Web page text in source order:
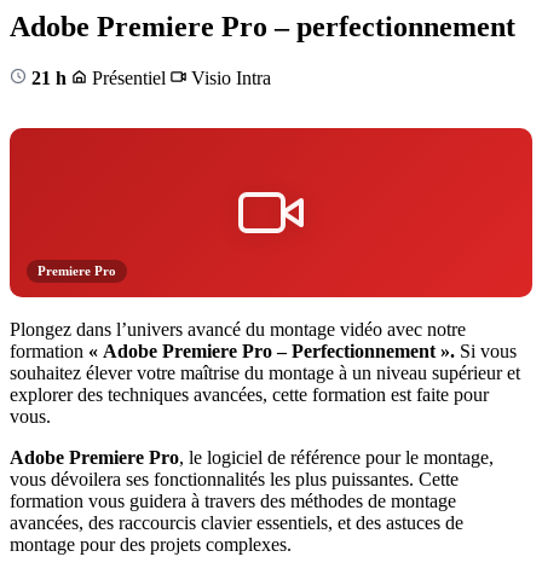
Adobe Premiere Pro – perfectionnement
21 h Présentiel Visio Intra
Premiere Pro
Plongez dans l’univers avancé du montage vidéo avec notre
formation « Adobe Premiere Pro – Perfectionnement ». Si vous
souhaitez élever votre maîtrise du montage à un niveau supérieur et
explorer des techniques avancées, cette formation est faite pour
vous.
Adobe Premiere Pro, le logiciel de référence pour le montage,
vous dévoilera ses fonctionnalités les plus puissantes. Cette
formation vous guidera à travers des méthodes de montage
avancées, des raccourcis clavier essentiels, et des astuces de
montage pour des projets complexes.